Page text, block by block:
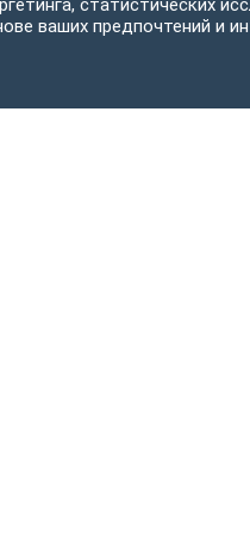
статистических
ваших предпочтений и